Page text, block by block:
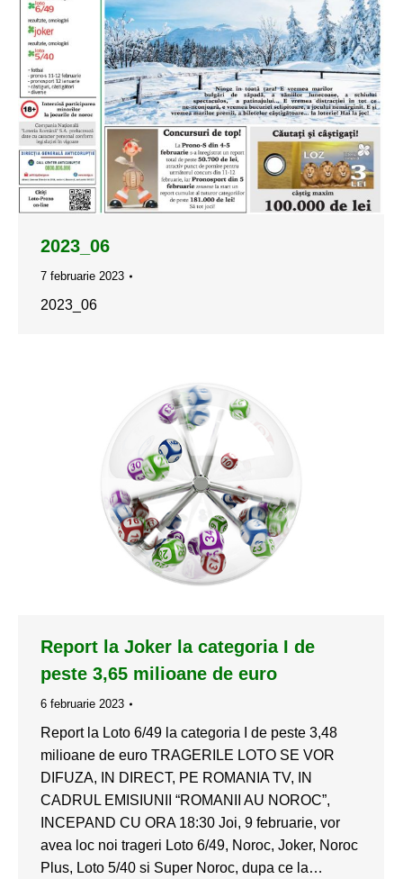
2023_06
7 februarie 2023
2023_06
Report la Joker la categoria I de
peste 3,65 milioane de euro
6 februarie 2023
Report la Loto 6/49 la categoria I de peste 3,48
milioane de euro TRAGERILE LOTO SE VOR
DIFUZA, IN DIRECT, PE ROMANIA TV, IN
CADRUL EMISIUNII “ROMANII AU NOROC”,
INCEPAND CU ORA 18:30 Joi, 9 februarie, vor
avea loc noi trageri Loto 6/49, Noroc, Joker, Noroc
Plus, Loto 5/40 si Super Noroc, dupa ce la…